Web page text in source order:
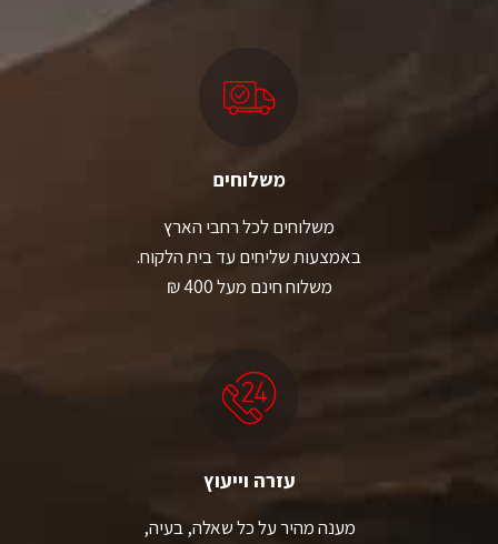
משלוחים
משלוחים לכל רחבי הארץ
באמצעות שליחים עד בית הלקוח.
משלוח חינם מעל 400 ₪
עזרה וייעוץ
מענה מהיר על כל שאלה, בעיה,